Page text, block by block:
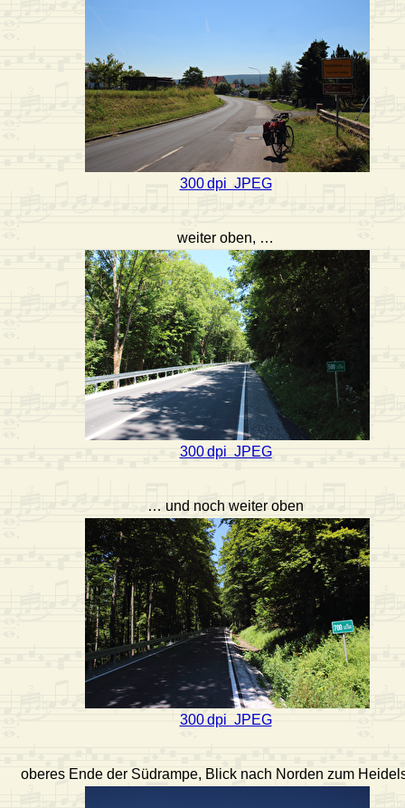
300 dpi JPEG
weiter oben, …
300 dpi JPEG
… und noch weiter oben
300 dpi JPEG
oberes Ende der Südrampe, Blick nach Norden zum